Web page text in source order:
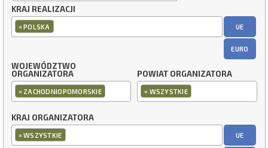
KRAJ REALIZACJI
×POLSKA UE
EURO
WOJEWÓDZTWO
ORGANIZATORA
× ZACHODNIOPOMORSKIE
POWIAT ORGANIZATORA
× WSZYSTKIE
KRAJ ORGANIZATORA
×WSZYSTKIE UE